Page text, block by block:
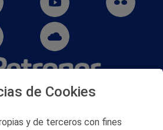
5-Edificio Muñatones,
2026 Petronor S.A.
de Cookies
y de terceros con fines